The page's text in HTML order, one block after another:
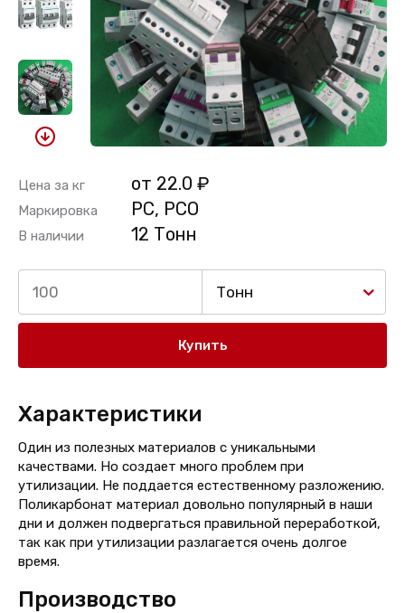
Цена за кг от 22.0 ₽
Маркировка PC, PCO
В наличии 12 Тонн
Тонн
Купить
Характеристики
Один из полезных материалов с уникальными
качествами. Но создает много проблем при
утилизации. Не поддается естественному разложению.
Поликарбонат материал довольно популярный в наши
дни и должен подвергаться правильной переработкой,
так как при утилизации разлагается очень долгое
время.
Производство